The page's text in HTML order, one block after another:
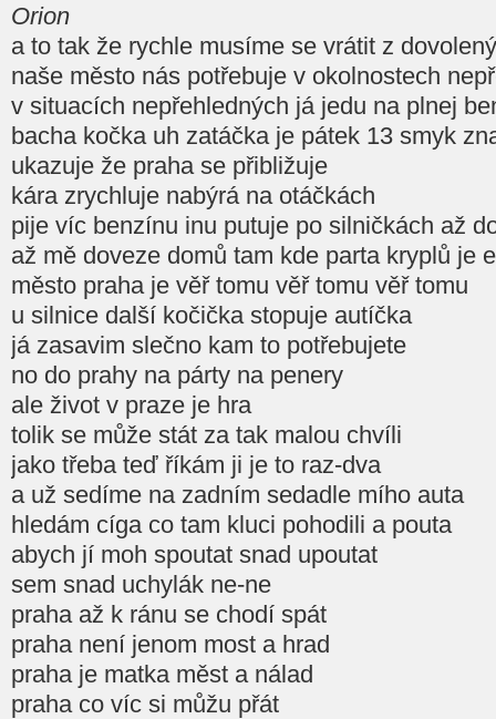
Orion
a to tak že rychle musíme se vrátit z dovolený
naše město nás potřebuje v okolnostech
v situacích nepřehledných já jedu na plnej
bacha kočka uh zatáčka je pátek 13 smyk
ukazuje že praha se přibližuje
kára zrychluje nabýrá na otáčkách
pije víc benzínu inu putuje po silničkách až
až mě doveze domů tam kde parta kryplů je
město praha je věř tomu věř tomu věř tomu
u silnice další kočička stopuje autíčka
já zasavim slečno kam to potřebujete
no do prahy na párty na penery
ale život v praze je hra
tolik se může stát za tak malou chvíli
jako třeba teď říkám ji je to raz-dva
a už sedíme na zadním sedadle mího auta
hledám cíga co tam kluci pohodili a pouta
abych jí moh spoutat snad upoutat
sem snad uchylák ne-ne
praha až k ránu se chodí spát
praha není jenom most a hrad
praha je matka měst a nálad
praha co víc si můžu přát